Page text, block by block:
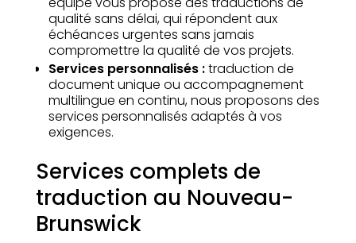
qualité sans délai, qui répondent aux
échéances urgentes sans jamais
compromettre la qualité de vos projets.
Services personnalisés :traduction de
document unique ou accompagnement
multilingue en continu, nous proposons des
services personnalisés adaptés à vos
exigences.
Services complets de
traduction au Nouveau-
Brunswick